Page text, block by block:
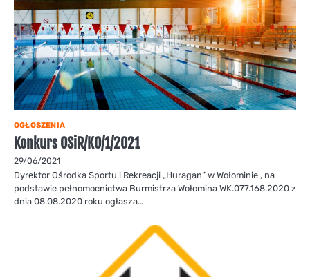
OGŁOSZENIA
Konkurs OSiR/KO/1/2021
29/06/2021
Dyrektor Ośrodka Sportu i Rekreacji „Huragan” w Wołominie , na
podstawie pełnomocnictwa Burmistrza Wołomina WK.077.168.2020 z
dnia 08.08.2020 roku ogłasza…